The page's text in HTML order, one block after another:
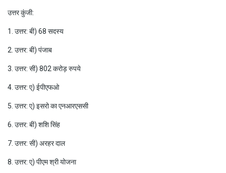
उत्तर कुंजी:
1. उत्तर: बी) 68 सदस्य
2. उत्तर: बी) पंजाब
3. उत्तर: सी) 802 करोड़ रुपये
4. उत्तर: ए) ईपीएफओ
5. उत्तर: ए) इसरो का एनआरएससी
6. उत्तर: बी) शशि सिंह
7. उत्तर: सी) अरहर दाल
8. उत्तर: ए) पीएम श्री योजना